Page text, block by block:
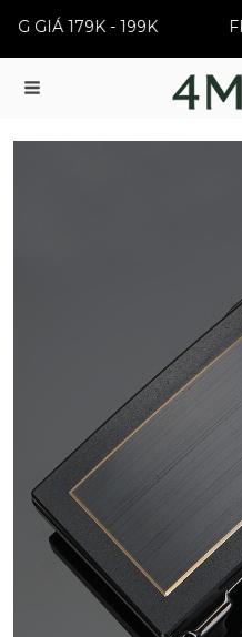
GIÁ 179K - 199K